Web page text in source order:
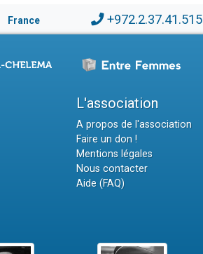
France +972.2.37.41.515
L'association
A propos de l'association
Faire un don !
Mentions légales
Nous contacter
Aide (FAQ)